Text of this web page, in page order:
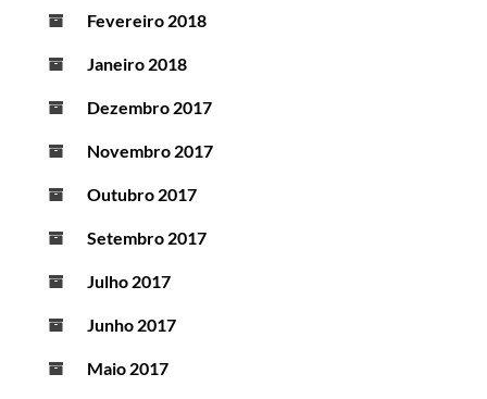
Fevereiro 2018
Janeiro 2018
Dezembro 2017
Novembro 2017
Outubro 2017
Setembro 2017
Julho 2017
Junho 2017
Maio 2017